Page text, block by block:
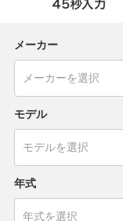
メーカー
モデル
年式